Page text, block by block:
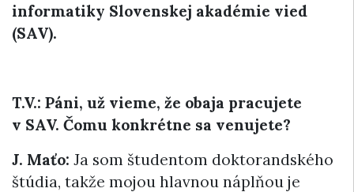
informatiky Slovenskej akadémie vied
(SAV).
T.V.: Páni, už vieme, že obaja pracujete
v SAV. Čomu konkrétne sa venujete?
J. Maťo: Ja som študentom doktorandského
štúdia, takže mojou hlavnou náplňou je